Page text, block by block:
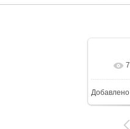
Добавлено